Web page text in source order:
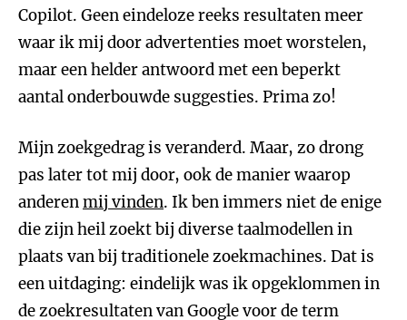
Copilot. Geen eindeloze reeks resultaten meer
waar ik mij door advertenties moet worstelen,
maar een helder antwoord met een beperkt
aantal onderbouwde suggesties. Prima zo!
Mijn zoekgedrag is veranderd. Maar, zo drong
pas later tot mij door, ook de manier waarop
anderenmij vinden. Ik ben immers niet de enige
die zijn heil zoekt bij diverse taalmodellen in
plaats van bij traditionele zoekmachines. Dat is
een uitdaging: eindelijk was ik opgeklommen in
de zoekresultaten van Google voor de term